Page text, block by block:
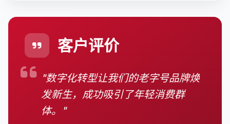
客户评价
"数字化转型让我们的老字号品牌焕
发新生，成功吸引了年轻消费群
体。"